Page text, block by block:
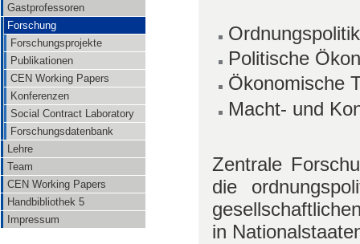
Gastprofessoren
Forschung
Forschungsprojekte
Publikationen
CEN Working Papers
Konferenzen
Social Contract Laboratory
Forschungsdatenbank
Lehre
Team
CEN Working Papers
Handbibliothek 5
Impressum
Politische
Ökonomische
Macht- und
Zentrale
die
in